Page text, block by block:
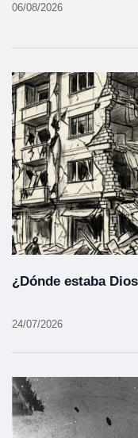
06/08/2026
¿Dónde estaba
24/07/2026